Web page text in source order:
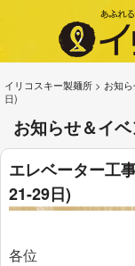
イリコスキー製麺所 > お知
日)
お知らせ＆イベ
エレベーター工
21-29日)
各位